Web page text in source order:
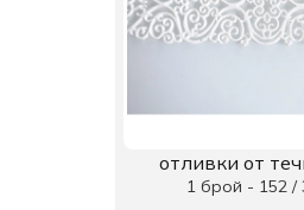
отливки от
1 брой - 152 /